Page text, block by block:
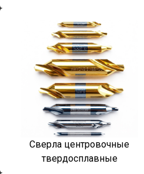
Сверла центровочные
твердосплавные